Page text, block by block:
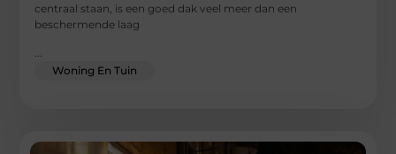
centraal staan, is een goed dak veel meer dan een
beschermende laag
...
Woning En Tuin